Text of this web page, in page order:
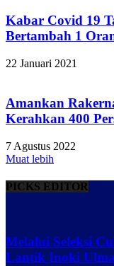
Kabar Covid 19
Bertambah 1
22 Januari 2021
Amankan
Kerahkan 400
7 Agustus 2022
Muat lebih
PICKS EDITOR
Melalui Seleksi
Lantik Inoki